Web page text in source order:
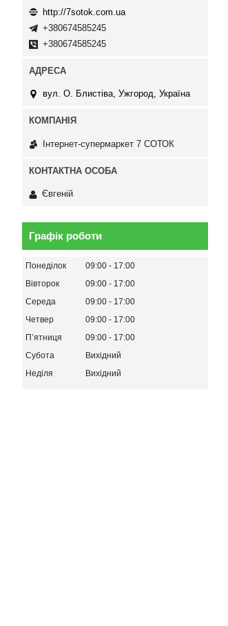
http://7sotok.com.ua
+380674585245
+380674585245
вул. О. Блистіва, Ужгород, Україна
Інтернет-супермаркет 7 СОТОК
Євгеній
Графік роботи
Понеділок 09:00
17:00
Вівторок
09:00
17:00
Середа
09:00
17:00
Четвер
09:00
17:00
Пʼятниця
09:00
17:00
Субота
Вихідний
Неділя
Вихідний